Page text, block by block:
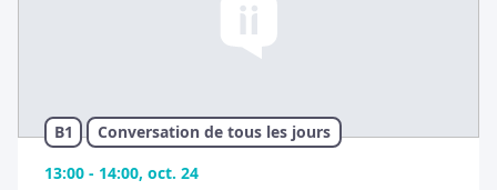
B1
Conversation de tous les jours
13:00 - 14:00, oct. 24